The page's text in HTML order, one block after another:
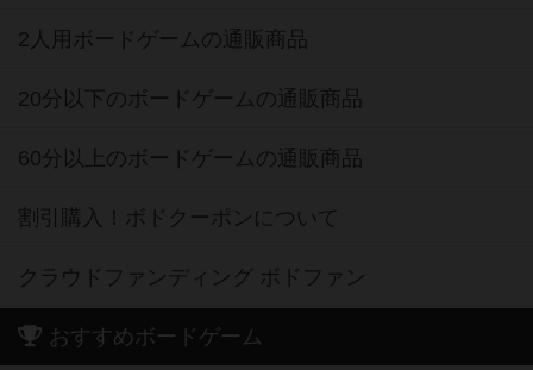
2人用ボードゲームの通販商品
20分以下のボードゲームの通販商品
60分以上のボードゲームの通販商品
割引購入！ボドクーポンについて
クラウドファンディング ボドファン
おすすめボードゲーム